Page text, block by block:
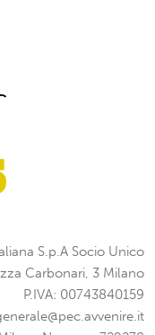
S.p.A Socio Unico
Carbonari, 3 Milano
P.IVA: 00743840159